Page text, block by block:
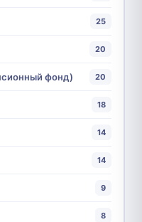
25
20
фонд) 20
18
14
14
9
8